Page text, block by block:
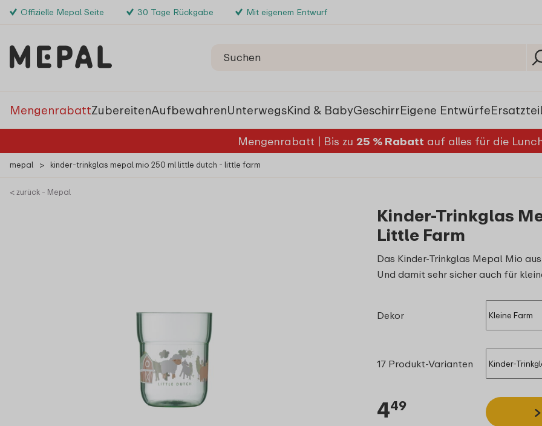
Offizielle Mepal Seite 30 Tage Rückgabe Mit eigenem Entwurf
MengenrabattZubereitenAufbewahrenUnterwegsKind & BabyGeschirrEigene Entwürfe
Mengenrabatt | Bis zu 25 % Rabatt auf alles für die
mepal > kinder-trinkglas mepal mio 250 ml little dutch - little farm
< zurück - Mepal
Kinder-Trinkglas
Little Farm
Das Kinder-Trinkglas Mepal Mio
Und damit sehr sicher auch für
Dekor
17 Produkt-Varianten
449